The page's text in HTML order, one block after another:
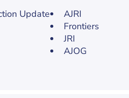
Update
AJRI
Frontiers
JRI
AJOG